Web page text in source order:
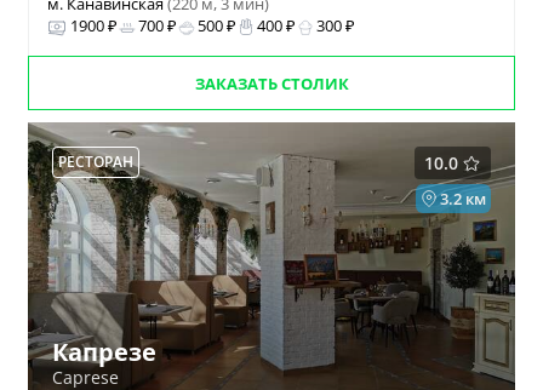
1900 ₽
700 ₽ 500 ₽ 400 ₽ 300 ₽
ЗАКАЗАТЬ СТОЛИК
10.0
РЕСТОРАН
3.2 км
Капрезе
Caprese